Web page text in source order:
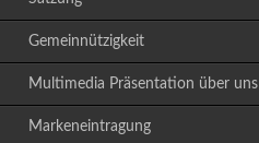
Gemeinnützigkeit
Multimedia Präsentation über uns
Markeneintragung